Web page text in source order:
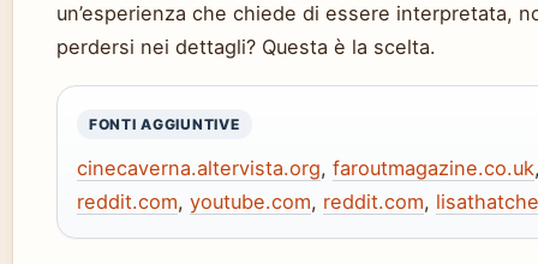
un’esperienza che chiede di essere interpretata,
perdersi nei dettagli? Questa è la scelta.
FONTI AGGIUNTIVE
cinecaverna.altervista.org, faroutmagazine.co.uk
reddit.com, youtube.com, reddit.com,